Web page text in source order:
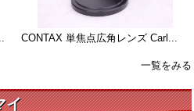
CONTAX 単焦点広角レンズ Carl...
一覧をみる